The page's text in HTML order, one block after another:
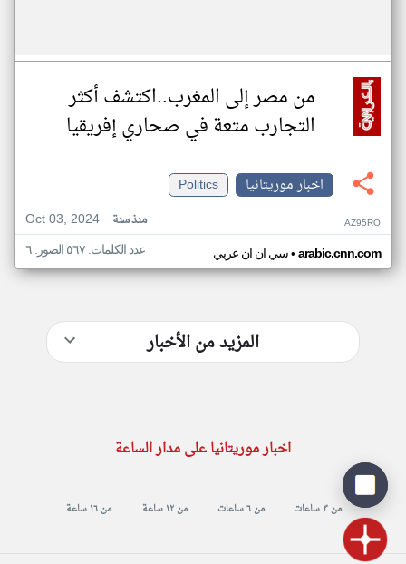
من مصر إلى المغرب..اكتشف أكثر
التجارب متعة في صحاري إفريقيا
اخبار موريتانيا
Politics
Oct 03, 2024
منذ سنة AZ95RO
سي ان ان عربي• arabic.cnn.com عدد الكلمات: ٥٦٧ الصور: ٦
المزيد من الأخبار
اخبار موريتانيا على مدار الساعة
من ٣ ساعات من ٦ ساعات من ١٢ ساعة من ١٦ ساعة